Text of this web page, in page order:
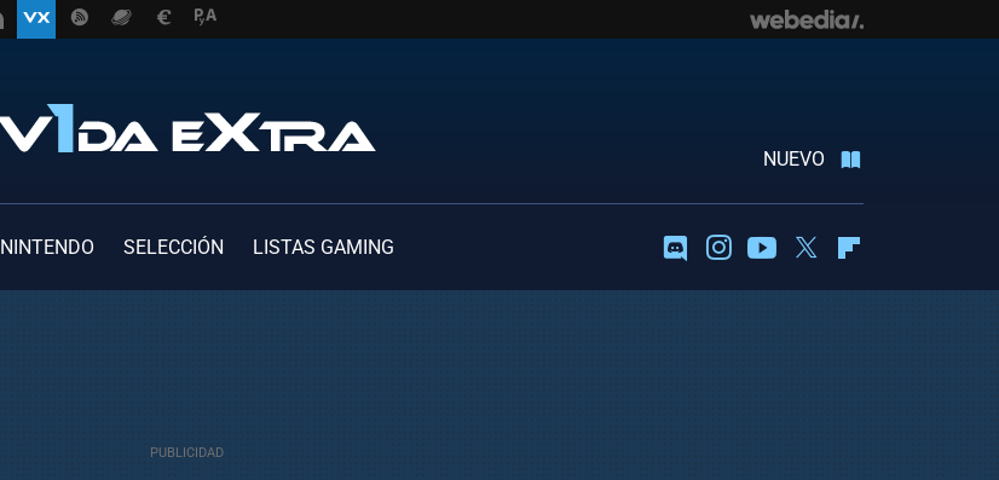
NUEVO
NINTENDO SELECCIÓN LISTAS GAMING DiscordInstagramYoutubeTwitter